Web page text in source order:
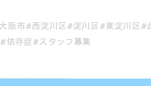
阪市#西淀川区#淀川区#東淀川
依存症#スタッフ募集